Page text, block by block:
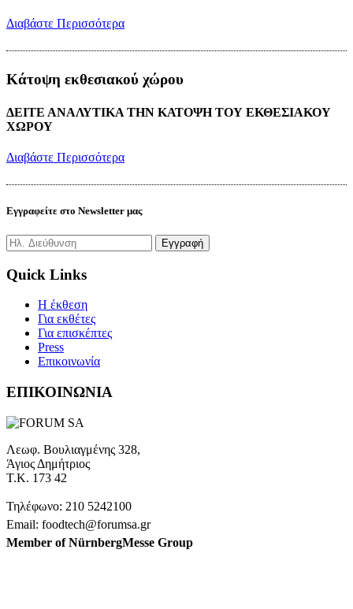
Διαβάστε Περισσότερα
Κάτοψη εκθεσιακού χώρου
ΔΕΙΤΕ ΑΝΑΛΥΤΙΚΑ ΤΗΝ ΚΑΤΟΨΗ ΤΟΥ ΕΚΘΕΣΙΑΚΟΥ
ΧΩΡΟΥ
Διαβάστε Περισσότερα
Εγγραφείτε στο Newsletter μας
Quick Links
H έκθεση
Για εκθέτες
Για επισκέπτες
Press
Επικοινωνία
ΕΠΙΚΟΙΝΩΝΙΑ
Λεωφ. Βουλιαγμένης 328,
Άγιος Δημήτριος
Τ.Κ. 173 42
Τηλέφωνο: 210 5242100
Email: foodtech@forumsa.gr
Member of NürnbergMesse Group